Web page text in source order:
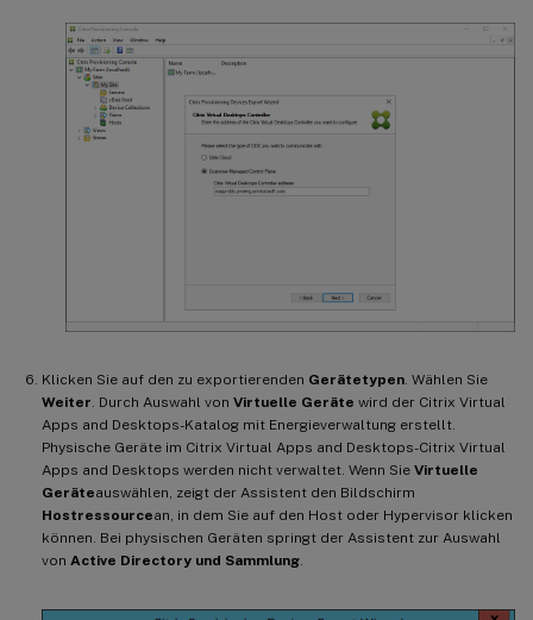
Klicken Sie auf den zu exportierenden Gerätetypen. Wählen Sie
Weiter. Durch Auswahl von Virtuelle Geräte wird der Citrix Virtual
Apps and Desktops-Katalog mit Energieverwaltung erstellt.
Physische Geräte im Citrix Virtual Apps and Desktops-Citrix Virtual
Apps and Desktops werden nicht verwaltet. Wenn Sie Virtuelle
Geräteauswählen, zeigt der Assistent den Bildschirm
Hostressourcean, in dem Sie auf den Host oder Hypervisor klicken
können. Bei physischen Geräten springt der Assistent zur Auswahl
von Active Directory und Sammlung.